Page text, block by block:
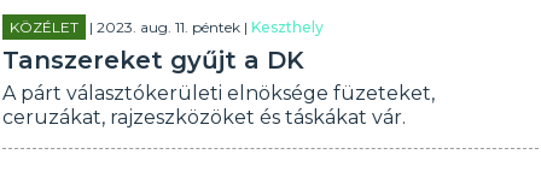
KÖZÉLET | 2023. aug. 11. péntek |Keszthely
Tanszereket gyűjt a DK
A párt választókerületi elnöksége füzeteket,
ceruzákat, rajzeszközöket és táskákat vár.